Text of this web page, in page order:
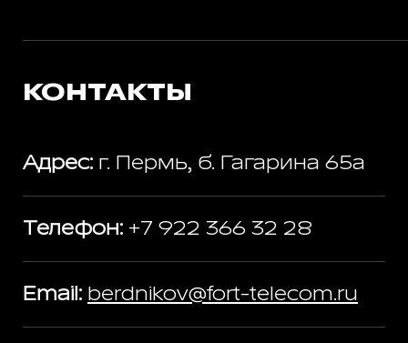
КОНТАКТЫ
Адрес: г. Пермь, б. Гагарина 65а
Телефон: +7 922 366 32 28
Email: berdnikov@fort-telecom.ru